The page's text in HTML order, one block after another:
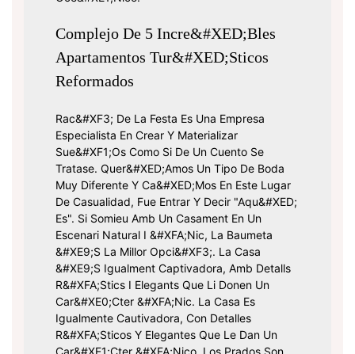
Complejo De 5 Incre&#xED;bles
Apartamentos Tur&#xED;sticos
Reformados
Rac&#xF3; De La Festa Es Una Empresa
Especialista En Crear Y Materializar
Sue&#xF1;os Como Si De Un Cuento Se
Tratase. Quer&#xED;amos Un Tipo De Boda
Muy Diferente Y Ca&#xED;mos En Este Lugar
De Casualidad, Fue Entrar Y Decir "aqu&#xED;
Es". Si Somieu Amb Un Casament En Un
Escenari Natural I &#xFA;nic, La Baumeta
&#xE9;s La Millor Opci&#xF3;. La Casa
&#xE9;s Igualment Captivadora, Amb Detalls
R&#xFA;stics I Elegants Que Li Donen Un
Car&#xE0;cter &#xFA;nic. La Casa Es
Igualmente Cautivadora, Con Detalles
R&#xFA;sticos Y Elegantes Que Le Dan Un